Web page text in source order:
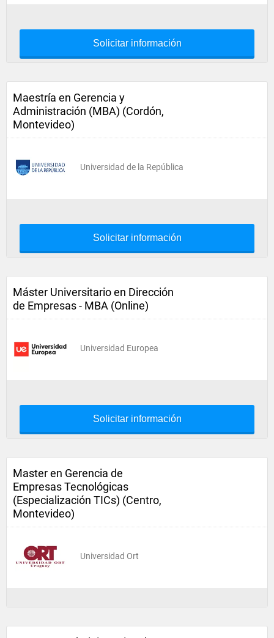
Solicitar información
Maestría en Gerencia y
Administración (MBA) (Cordón,
Montevideo)
Universidad de la República
Solicitar información
Máster Universitario en Dirección
de Empresas - MBA (Online)
Universidad Europea
Solicitar información
Master en Gerencia de
Empresas Tecnológicas
(Especialización TICs) (Centro,
Montevideo)
Universidad Ort